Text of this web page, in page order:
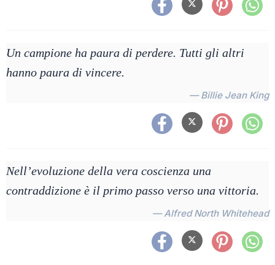
Un campione ha paura di perdere. Tutti gli altri
hanno paura di vincere.
— Billie Jean King
Nell’evoluzione della vera coscienza una
contraddizione è il primo passo verso una vittoria.
— Alfred North Whitehead